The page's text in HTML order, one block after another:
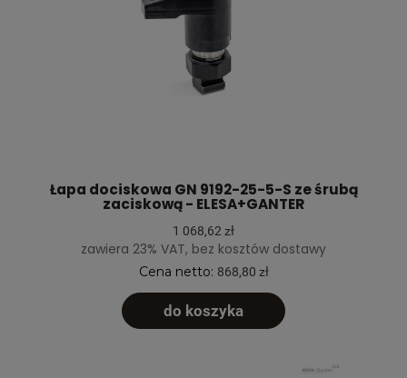
Łapa dociskowa GN 9192-25-5-S ze śrubą
zaciskową - ELESA+GANTER
1 068,62 zł
zawiera 23% VAT, bez kosztów dostawy
Cena netto: 868,80 zł
do koszyka